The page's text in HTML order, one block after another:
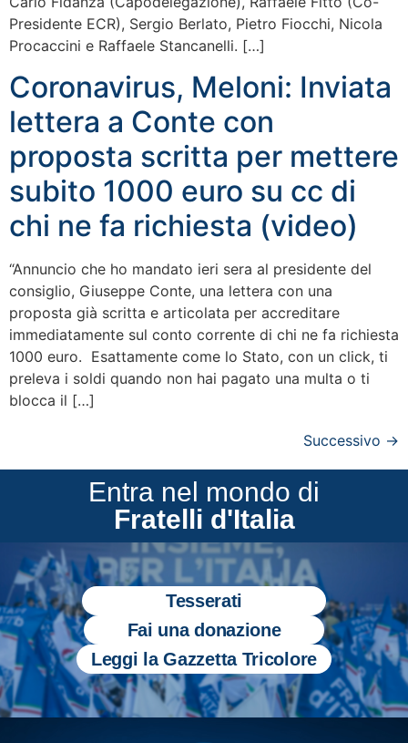
Presidente ECR), Sergio Berlato, Pietro Fiocchi, Nicola
Procaccini e Raffaele Stancanelli. […]
Coronavirus, Meloni: Inviata
lettera a Conte con
proposta scritta per mettere
subito 1000 euro su cc di
chi ne fa richiesta (video)
“Annuncio che ho mandato ieri sera al presidente del
consiglio, Giuseppe Conte, una lettera con una
proposta già scritta e articolata per accreditare
immediatamente sul conto corrente di chi ne fa richiesta
1000 euro. Esattamente come lo Stato, con un click, ti
preleva i soldi quando non hai pagato una multa o ti
blocca il […]
Successivo →
Entra nel mondo di
Fratelli d'Italia
Tesserati
Fai una donazione
Leggi la Gazzetta Tricolore